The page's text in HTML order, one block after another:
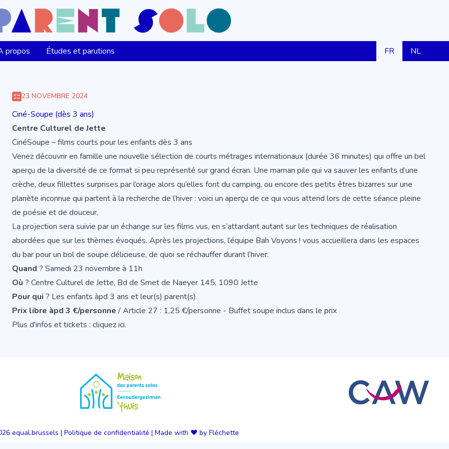
propos Études et parutions FR NL
23 NOVEMBRE 2024
Ciné-Soupe (dès 3 ans)
Centre Culturel de Jette
CinéSoupe – films courts pour les enfants dès 3 ans
Venez découvrir en famille une nouvelle sélection de courts métrages internationaux (durée 36 minutes) qui offre un bel
aperçu de la diversité de ce format si peu représenté sur grand écran. Une maman pile qui va sauver les enfants d’une
crèche, deux fillettes surprises par l’orage alors qu’elles font du camping, ou encore des petits êtres bizarres sur une
planète inconnue qui partent à la recherche de l’hiver : voici un aperçu de ce qui vous attend lors de cette séance pleine
de poésie et de douceur.
La projection sera suivie par un échange sur les films vus, en s’attardant autant sur les techniques de réalisation
abordées que sur les thèmes évoqués. Après les projections, l’équipe Bah Voyons ! vous accueillera dans les espaces
du bar pour un bol de soupe délicieuse, de quoi se réchauffer durant l’hiver.
Quand ? Samedi 23 novembre à 11h
Où ? Centre Culturel de Jette, Bd de Smet de Naeyer 145, 1090 Jette
Pour qui ? Les enfants àpd 3 ans et leur(s) parent(s).
Prix libre àpd 3 €/personne / Article 27 : 1,25 €/personne - Buffet soupe inclus dans le prix
Plus d'infos et tickets : cliquez ici.
equal.brussels | Politique de confidentialité | Made with ❤️ by Fléchette